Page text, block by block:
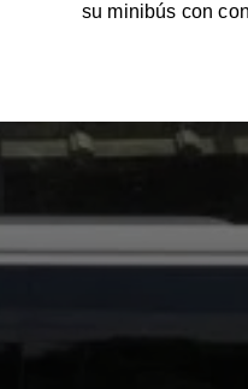
su minibús con